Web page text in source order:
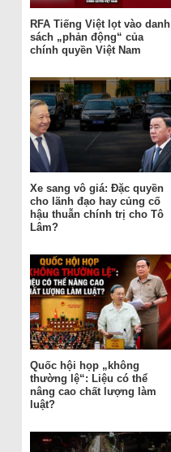
RFA Tiếng Việt lọt vào danh
sách „phản động“ của
chính quyền Việt Nam
Xe sang vô giá: Đặc quyền
cho lãnh đạo hay củng cố
hậu thuẫn chính trị cho Tô
Lâm?
Quốc hội họp „không
thường lệ“: Liệu có thể
nâng cao chất lượng làm
luật?